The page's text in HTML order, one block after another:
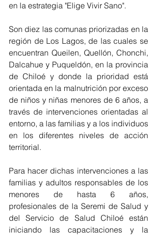
en la estrategia "Elige Vivir Sano".
Son diez las comunas priorizadas en la
región de Los Lagos, de las cuales se
encuentran Queilen, Quellón, Chonchi,
Dalcahue y Puqueldón, en la provincia
de Chiloé y donde la prioridad está
orientada en la malnutrición por exceso
de niños y niñas menores de 6 años, a
través de intervenciones orientadas al
entorno, a las familias y a los individuos
en los diferentes niveles de acción
territorial.
Para hacer dichas intervenciones a las
familias y adultos responsables de los
menores de hasta 6 años,
profesionales de la Seremi de Salud y
del Servicio de Salud Chiloé están
iniciando las capacitaciones y la